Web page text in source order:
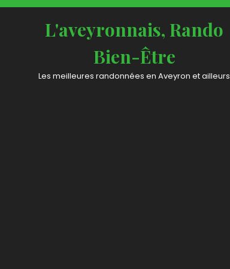
L'aveyronnais, Rando
Bien-Être
Les meilleures randonnées en Aveyron et ailleurs